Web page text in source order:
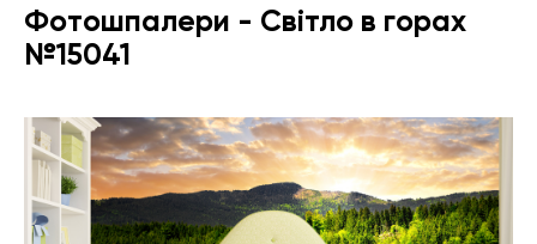
Фотошпалери - Світло в горах
№15041